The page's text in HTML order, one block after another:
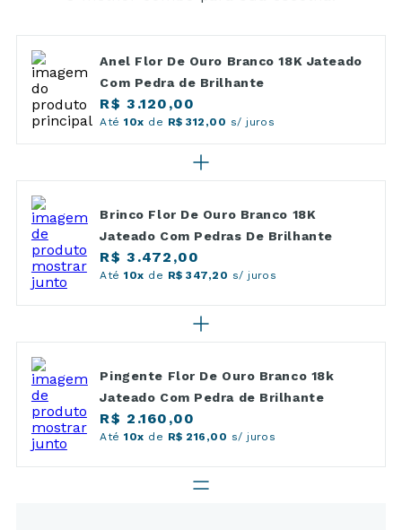
Anel Flor De Ouro Branco 18K Jateado
Com Pedra de Brilhante
R$ 3.120,00
Até10x de R$ 312,00 s/ juros
Brinco Flor De Ouro Branco 18K
Jateado Com Pedras De Brilhante
R$ 3.472,00
Até10x de R$ 347,20 s/ juros
Pingente Flor De Ouro Branco 18k
Jateado Com Pedra de Brilhante
R$ 2.160,00
Até10x de R$ 216,00 s/ juros